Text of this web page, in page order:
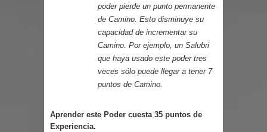
poder pierde un punto permanente
de Camino. Esto disminuye su
capacidad de incrementar su
Camino. Por ejemplo, un Salubri
que haya usado este poder tres
veces sólo puede llegar a tener 7
puntos de Camino.
Aprender este Poder cuesta 35 puntos de
Experiencia.